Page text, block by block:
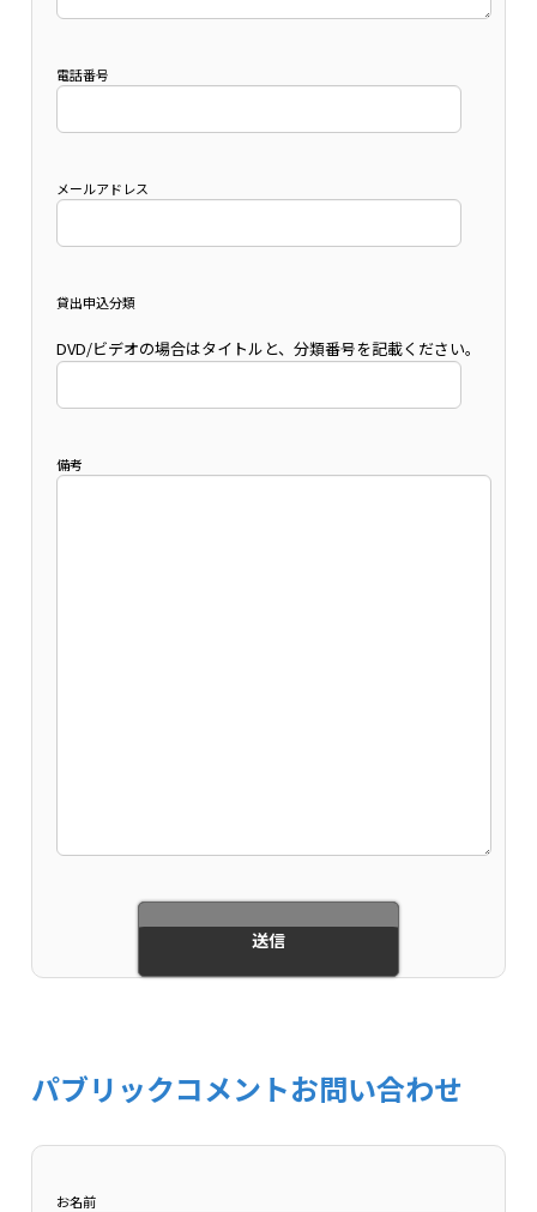
電話番号
メールアドレス
貸出申込分類
DVD/ビデオの場合はタイトルと、分類番号を記載ください。
備考
パブリックコメントお問い合わせ
お名前